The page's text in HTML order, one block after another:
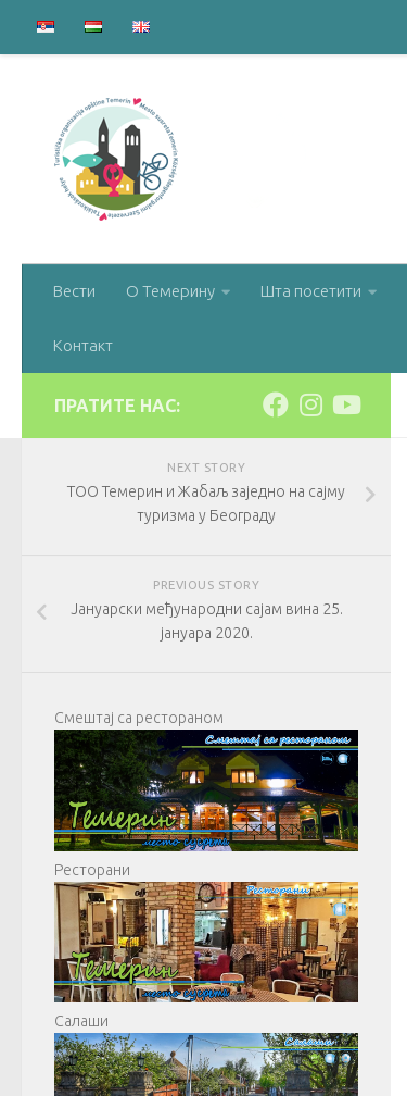
Вести О Темерину Шта посетити
Контакт
ПРАТИТЕ НАС:
NEXT STORY
ТОО Темерин и Жабаљ заједно на сајму
туризма у Београду
PREVIOUS STORY
Јануарски међународни сајам вина 25.
јануара 2020.
Смештај са рестораном
Ресторани
Салаши